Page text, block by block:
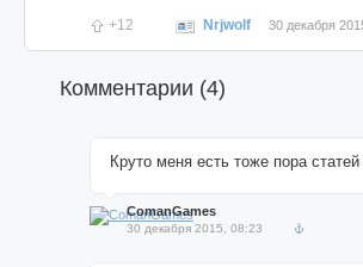
+12 Nrjwolf 30 декабря
Комментарии (4)
Круто меня есть тоже пора
ComanGames
30 декабря 2015, 08:23